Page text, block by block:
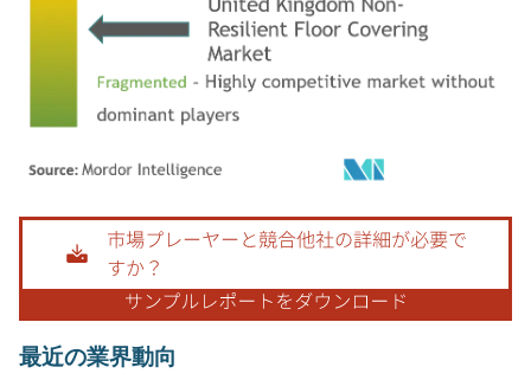
画像 © Mordor Intelligence。再利用にはCC BY 4.0の表示が必要です。
最近の業界動向